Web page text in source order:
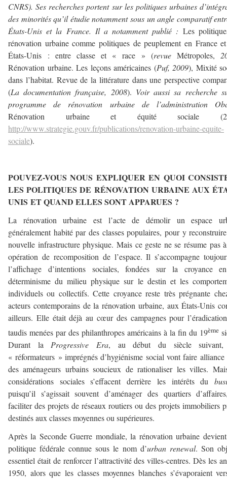
CNRS). Ses recherches portent sur les politiques urbaines
des minorités qu’il étudie notamment sous un angle comparatif
États-Unis et la France. Il a notamment publié : Les
rénovation urbaine comme politiques de peuplement en France
États-Unis : entre classe et « race » (revue Métropoles,
Rénovation urbaine. Les leçons américaines (Puf, 2009), Mixité
dans l’habitat. Revue de la littérature dans une perspective
(La documentation française, 2008). Voir aussi sa recherche
programme de rénovation urbaine de l’administration
Rénovation urbaine et équité sociale
http://www.strategie.gouv.fr/publications/renovation-urbaine-equite-
sociale).
POUVEZ-VOUS NOUS EXPLIQUER EN QUOI
LES POLITIQUES DE RÉNOVATION URBAINE AUX
UNIS ET QUAND ELLES SONT APPARUES ?
La rénovation urbaine est l’acte de démolir un espace
généralement habité par des classes populaires, pour y
nouvelle infrastructure physique. Mais ce geste ne se résume pas
opération de recomposition de l’espace. Il s’accompagne
l’affichage d’intentions sociales, fondées sur la croyance
déterminisme du milieu physique sur le destin et les
individuels ou collectifs. Cette croyance reste très prégnante
acteurs contemporains de la rénovation urbaine, aux États-Unis
ailleurs. Elle était déjà au cœur des campagnes pour
taudis menées par des philanthropes américains à la fin du 19ème
Durant la Progressive Era, au début du siècle suivant,
« réformateurs » imprégnés d’hygiénisme social vont faire alliance
des aménageurs urbains soucieux de rationaliser les villes.
considérations sociales s’effacent derrière les intérêts du
puisqu’il s’agissait souvent d’aménager des quartiers
faciliter des projets de réseaux routiers ou des projets immobiliers
destinés aux classes moyennes ou supérieures.
Après la Seconde Guerre mondiale, la rénovation urbaine
politique fédérale connue sous le nom d’urban renewal. Son
essentiel était de renforcer l’attractivité des villes-centres. Dès les
1950, alors que les classes moyennes blanches s’évaporaient